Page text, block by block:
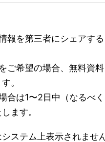
報を第三者にシェアす
ご希望の場合、無料資
。
合は1〜2日中（なるべ
ます。
ステム上表示されませ